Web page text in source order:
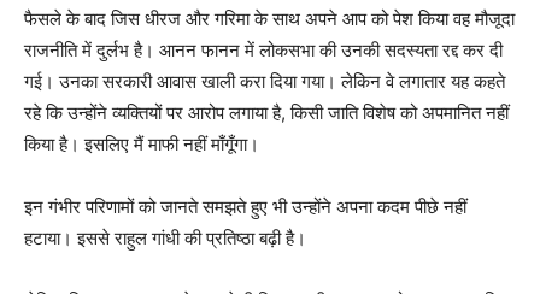
फैसले के बाद जिस धीरज और गरिमा के साथ अपने आप को पेश किया वह मौजूदा
राजनीति में दुर्लभ है। आनन फानन में लोकसभा की उनकी सदस्यता रद्द कर दी
गई। उनका सरकारी आवास खाली करा दिया गया। लेकिन वे लगातार यह कहते
रहे कि उन्होंने व्यक्तियों पर आरोप लगाया है, किसी जाति विशेष को अपमानित नहीं
किया है। इसलिए मैं माफी नहीं माँगूँगा।
इन गंभीर परिणामों को जानते समझते हुए भी उन्होंने अपना कदम पीछे नहीं
हटाया। इससे राहुल गांधी की प्रतिष्ठा बढ़ी है।